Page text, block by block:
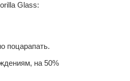
Glass:
поцарапать.
на 50%